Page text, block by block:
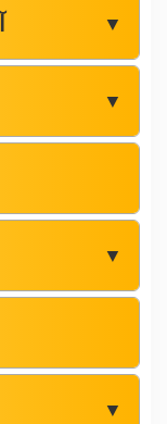
▼
▼
▼
▼